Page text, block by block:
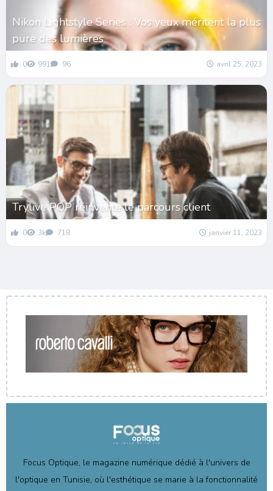
Nikon Lightstyle Series : Vos yeux méritent la plus
pure des lumières
0 991 96 avril 25, 2023
Trylive POP réinvente le parcours client
0 3k 718 janvier 11, 2023
Focus Optique, le magazine numérique dédié à l'univers de
l'optique en Tunisie, où l'esthétique se marie à la fonctionnalité